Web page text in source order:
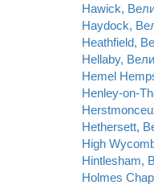
Hawick,
Haydock,
Heathfield,
Hellaby,
Hemel
Henley-on-
Hethersett,
High
Hintlesham,
Holmes